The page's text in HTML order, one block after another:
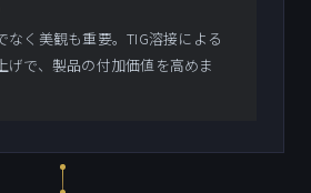
なく美観も重要。TIG溶接による
げで、製品の付加価値を高めま